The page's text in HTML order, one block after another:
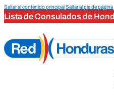
Saltar al contenido principalSaltar al pie de página
Lista de Consulados de